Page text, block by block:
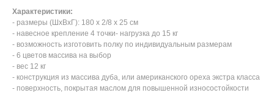
Характеристики:
- размеры (ШхВхГ): 180 x 2/8 x 25 см
- навесное крепление 4 точки- нагрузка до 15 кг
- возможность изготовить полку по индивидуальным размерам
- 6 цветов массива на выбор
- вес 12 кг
- конструкция из массива дуба, или американского ореха экстра класса
- поверхность, покрытая маслом для повышенной износостойкости